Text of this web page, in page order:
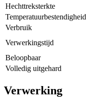
Hechttreksterkte
Temperatuurbestendigheid
Verbruik
Verwerkingstijd
Beloopbaar
Volledig uitgehard
Verwerking